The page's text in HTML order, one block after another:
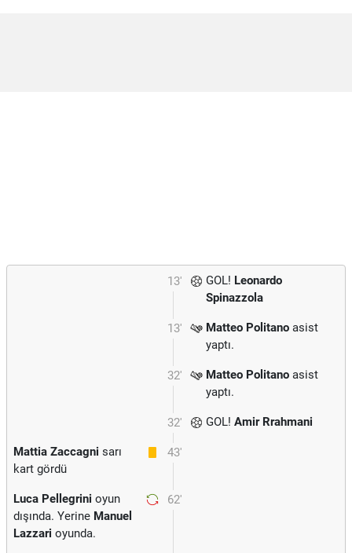
13' GOL! Leonardo
Spinazzola
13' Matteo Politano asist
yaptı.
32' Matteo Politano asist
yaptı.
32' GOL! Amir Rrahmani
43'
Mattia Zaccagni sarı
kart gördü
62'
Luca Pellegrini oyun
dışında. Yerine Manuel
Lazzari oyunda.